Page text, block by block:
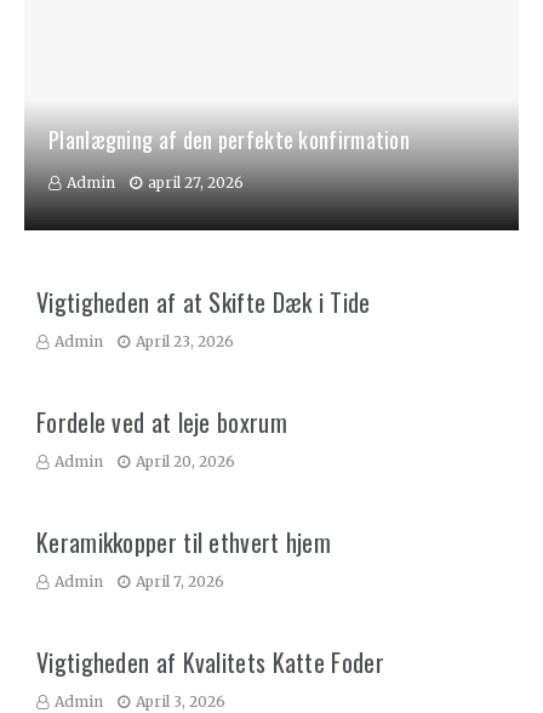
Planlægning af den perfekte konfirmation
Admin april 27, 2026
Vigtigheden af at Skifte Dæk i Tide
Admin April 23, 2026
Fordele ved at leje boxrum
Admin April 20, 2026
Keramikkopper til ethvert hjem
Admin April 7, 2026
Vigtigheden af Kvalitets Katte Foder
Admin April 3, 2026